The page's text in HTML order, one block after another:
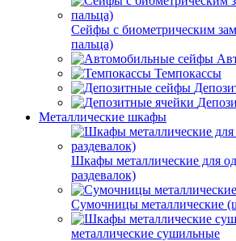
Сейфы с биометрическим
пальца)
Темпокассы
Металлические шкафы
Шкафы металлические для
раздевалок)
Сумочницы металлические
металлические сушильные